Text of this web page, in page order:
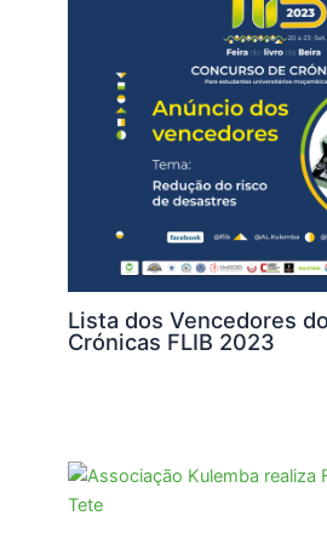
Lista dos Vencedores
Crónicas FLIB 2023